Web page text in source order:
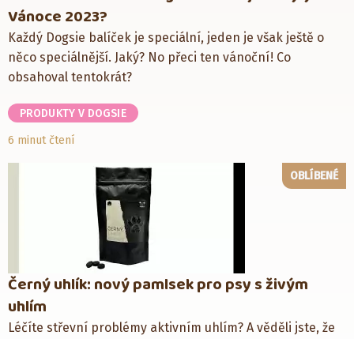
Vánoce 2023?
Každý Dogsie balíček je speciální, jeden je však ještě o
něco speciálnější. Jaký? No přeci ten vánoční! Co
obsahoval tentokrát?
PRODUKTY V DOGSIE
6 minut čtení
OBLÍBENÉ
Černý uhlík: nový pamlsek pro psy s živým
uhlím
Léčíte střevní problémy aktivním uhlím? A věděli jste, že